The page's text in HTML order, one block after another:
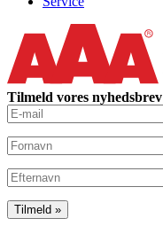
Tilmeld vores nyhedsbrev